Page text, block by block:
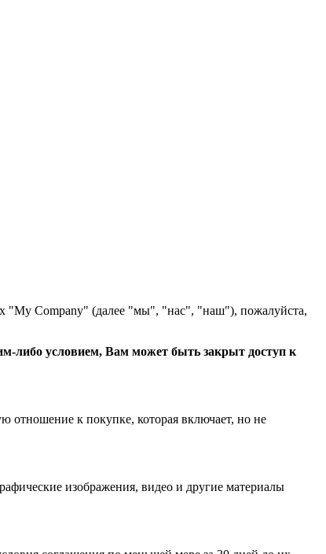
"My Company" (далее "мы", "нас", "наш"), пожалуйста,
либо условием, Вам может быть закрыт доступ к
отношение к покупке, которая включает, но не
изображения, видео и другие материалы